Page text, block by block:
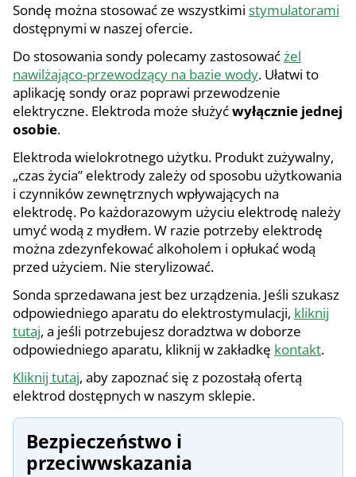
Sondę można stosować ze wszystkimi stymulatorami
dostępnymi w naszej ofercie.
Do stosowania sondy polecamy zastosowaćżel
nawilżająco-przewodzący na bazie wody. Ułatwi to
aplikację sondy oraz poprawi przewodzenie
elektryczne. Elektroda może służyćwyłącznie jednej
osobie.
Elektroda wielokrotnego użytku. Produkt zużywalny,
„czas życia” elektrody zależy od sposobu użytkowania
i czynników zewnętrznych wpływających na
elektrodę. Po każdorazowym użyciu elektrodę należy
umyć wodą z mydłem. W razie potrzeby elektrodę
można zdezynfekować alkoholem i opłukać wodą
przed użyciem. Nie sterylizować.
Sonda sprzedawana jest bez urządzenia. Jeśli szukasz
odpowiedniego aparatu do elektrostymulacji, kliknij
tutaj, a jeśli potrzebujesz doradztwa w doborze
odpowiedniego aparatu, kliknij w zakładkę kontakt.
Kliknij tutaj, aby zapoznać się z pozostałą ofertą
elektrod dostępnych w naszym sklepie.
Bezpieczeństwo i
przeciwwskazania